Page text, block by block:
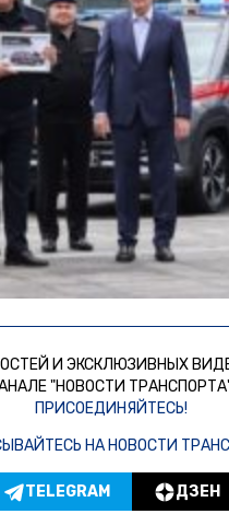
И ЭКСКЛЮЗИВНЫХ
"НОВОСТИ
ПРИСОЕДИНЯЙТЕСЬ!
НА НОВОСТИ
TELEGRAM ДЗЕН